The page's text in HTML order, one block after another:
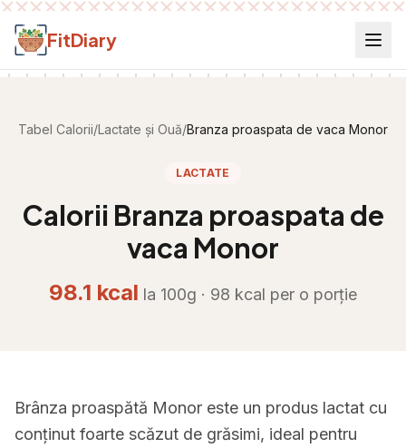
Salt la conținut
FitDiary
Tabel Calorii/Lactate și Ouă/Branza proaspata de vaca Monor
LACTATE
Calorii Branza proaspata de
vaca Monor
98.1 kcal la 100g · 98 kcal per o porție
Brânza proaspătă Monor este un produs lactat cu
conținut foarte scăzut de grăsimi, ideal pentru